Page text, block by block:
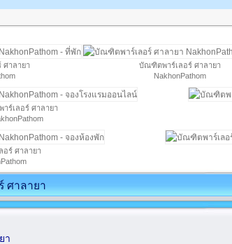
าลายา
บัณฑิตพาร์เลอร์ ศาลายา
NakhonPathom
ร์เลอร์ ศาลายา
ร์ ศาลายา
ศาลายา
า